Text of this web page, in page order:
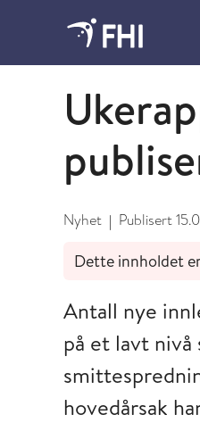
September
Nyhet | Publisert
Dette innholdet
Antall nye
på et lavt
hovedårsak